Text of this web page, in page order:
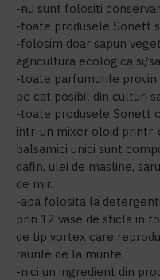
-nu sunt folositi
-toate produsele Sonett
-folosim doar sapun
agricultura ecologica si/
-toate parfumurile provin
pe cat posibil din culturi
-toate produsele Sonett
intr-un mixer oloid printr-
balsamici unici sunt
dafin, ulei de masline,
de mir.
-apa folosita la
prin 12 vase de sticla in
de tip vortex care
raurile de la munte.
-nici un ingredient din